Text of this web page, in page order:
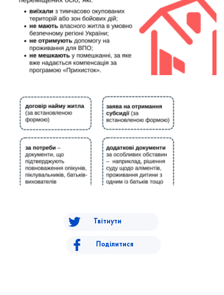
Твітнути
Поділитися